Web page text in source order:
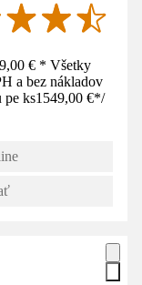
€ * Všetky
a bez nákladov
pe ks1549,00 €*/